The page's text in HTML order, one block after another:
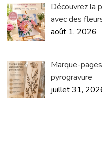
Découvrez la
avec des
août 1, 2026
Marque-
pyrogravure
juillet 31,